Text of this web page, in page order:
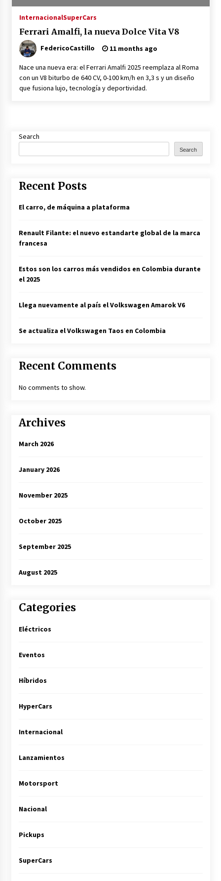
InternacionalSuperCars
Ferrari Amalfi, la nueva Dolce Vita V8
FedericoCastillo 11 months ago
Nace una nueva era: el Ferrari Amalfi 2025 reemplaza al Roma
con un V8 biturbo de 640 CV, 0-100 km/h en 3,3 s y un diseño
que fusiona lujo, tecnología y deportividad.
Search
Search
Recent Posts
El carro, de máquina a plataforma
Renault Filante: el nuevo estandarte global de la marca
francesa
Estos son los carros más vendidos en Colombia durante
el 2025
Llega nuevamente al país el Volkswagen Amarok V6
Se actualiza el Volkswagen Taos en Colombia
Recent Comments
No comments to show.
Archives
March 2026
January 2026
November 2025
October 2025
September 2025
August 2025
Categories
Eléctricos
Eventos
Híbridos
HyperCars
Internacional
Lanzamientos
Motorsport
Nacional
Pickups
SuperCars